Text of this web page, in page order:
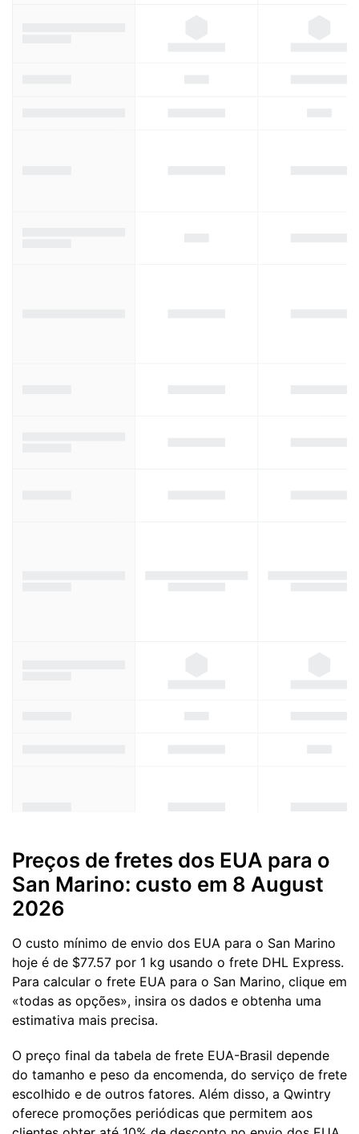
Preços de fretes dos EUA para o
San Marino: custo em 8 August
2026
O custo mínimo de envio dos EUA para o San Marino
hoje é de $77.57 por 1 kg usando o frete DHL Express.
Para calcular o frete EUA para o San Marino, clique em
«todas as opções», insira os dados e obtenha uma
estimativa mais precisa.
O preço final da tabela de frete EUA-Brasil depende
do tamanho e peso da encomenda, do serviço de frete
escolhido e de outros fatores. Além disso, a Qwintry
oferece promoções periódicas que permitem aos